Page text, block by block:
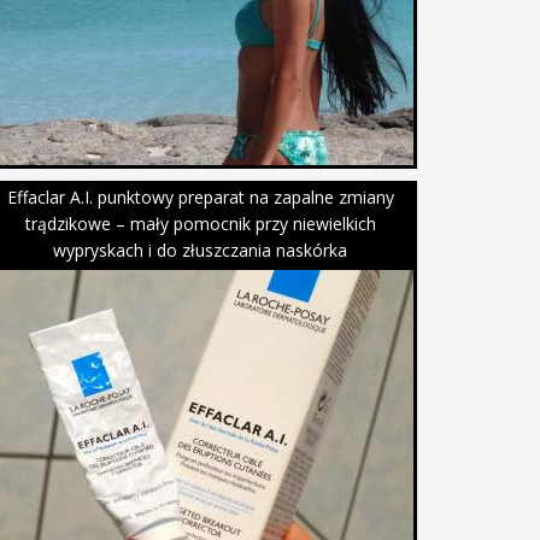
Effaclar A.I. punktowy preparat na zapalne zmiany
trądzikowe – mały pomocnik przy niewielkich
wypryskach i do złuszczania naskórka